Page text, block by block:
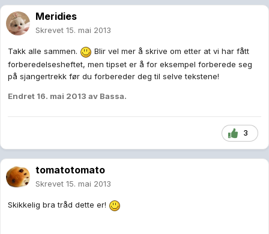
Meridies
Skrevet 15. mai 2013
Takk alle sammen.
Blir vel mer å skrive om etter at vi har fått
forberedelsesheftet, men tipset er å for eksempel forberede seg
på sjangertrekk før du forbereder deg til selve tekstene!
Endret 16. mai 2013 av Bassa.
3
tomatotomato
Skrevet 15. mai 2013
Skikkelig bra tråd dette er!